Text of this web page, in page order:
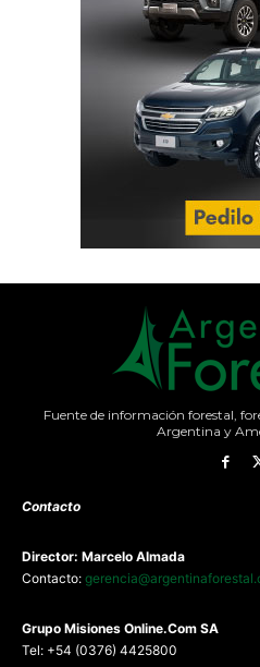
Fuente de información forestal,
Argentina y
Contacto
Director: Marcelo Almada
Contacto:
Grupo Misiones Online.Com SA
Tel: +54 (0376) 4425800